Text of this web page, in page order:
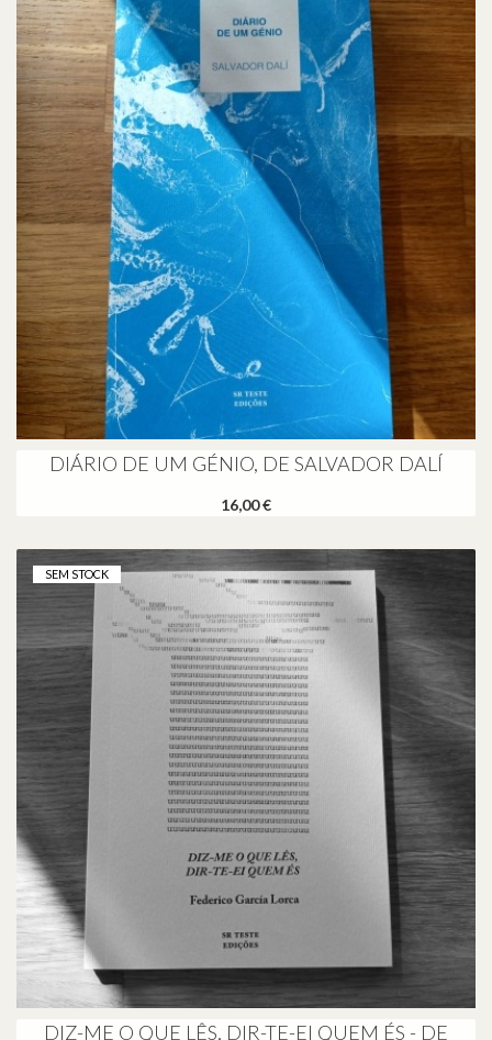
DIÁRIO DE UM GÉNIO, DE SALVADOR DALÍ
16,00 €
SEM STOCK
DIZ-ME O QUE LÊS, DIR-TE-EI QUEM ÉS - DE